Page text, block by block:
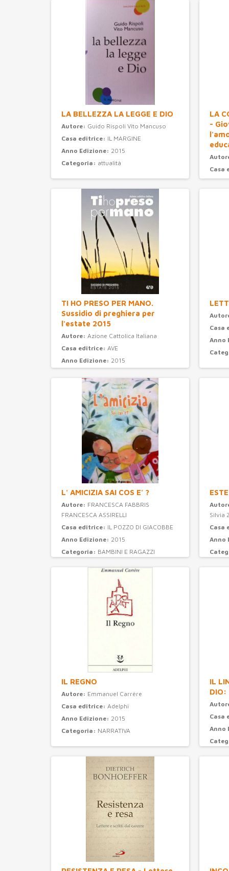
LA BELLEZZA LA LEGGE E DIO
Autore: Guido Rispoli Vito Mancuso
Casa editrice: IL MARGINE
Anno Edizione: 2015
Categoria: attualità
LA
-
Casa
Anno
TI HO PRESO PER MANO.
Sussidio di preghiera per
l'estate 2015
Autore: Azione Cattolica Italiana
Casa editrice: AVE
Anno Edizione: 2015
Casa
Anno
L' AMICIZIA SAI COS E' ?
Autore: FRANCESCA FABBRIS
FRANCESCA ASSIRELLI
Casa editrice: IL POZZO DI GIACOBBE
Anno Edizione: 2015
Categoria: BAMBINI E RAGAZZI
Silvia
Casa
Anno
IL REGNO
Autore: Emmanuel Carrère
Casa editrice: Adelphi
Anno Edizione: 2015
Categoria: NARRATIVA
IL
DIO:
Casa
Anno